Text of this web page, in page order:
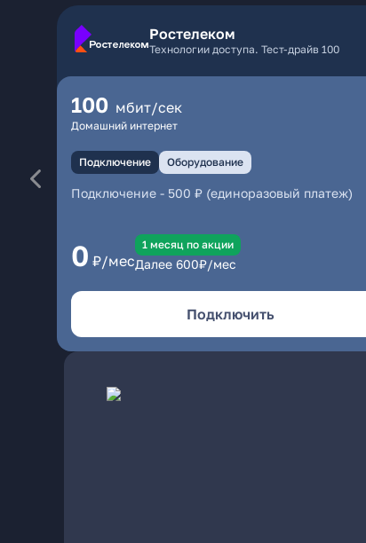
Ростелеком
Технологии доступа. Тест-драйв 100
100 мбит/сек
Домашний интернет
Подключение Оборудование
Подключение - 500 ₽ (единоразовый платеж)
0 ₽/мес
1 месяц по акции
Далее 600₽/мес
Подключить